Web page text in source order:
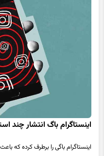
اینستاگرام باگ انتشار چند
اینستاگرام باگی را برطرف کرده که
کاربران، وقتی که بیش از یک